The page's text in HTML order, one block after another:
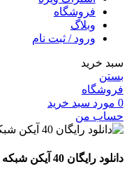
فروشگاه
وبلاگ
ورود / ثبت نام
سبد خرید
بستن
فروشگاه
0 مورد سبد خرید
حساب من
دانلود رایگان 40 آیکن شبکه های اجتماعی free.iconA14